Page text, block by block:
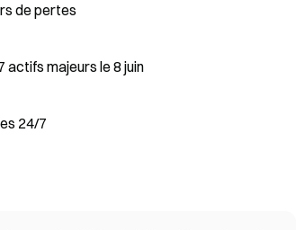
de pertes
actifs majeurs le 8 juin
24/7